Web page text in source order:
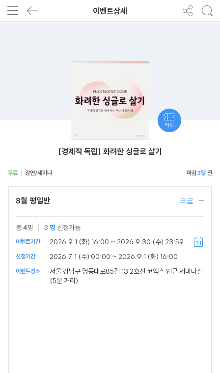
이벤트상세
[경제적 독립] 화려한 싱글로 살기
무료 강연/세미나 3달
8월 평일반 무료
총4명 3 명 신청가능
이벤트기간 2026.9.1 (화) 16:00 ~ 2026.9.30 (수) 23:59
신청기간 2026.7.1 (수) 00:00 ~ 2026.9.1 (화) 16:00
이벤트장소
서울 강남구 영동대로85길 13 2호선 코엑스 인근 세미나실
(5분 거리)
티켓